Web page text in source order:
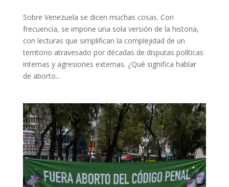
Sobre Venezuela se dicen muchas cosas. Con
frecuencia, se impone una sola versión de la historia,
con lecturas que simplifican la complejidad de un
territorio atravesado por décadas de disputas políticas
internas y agresiones externas. ¿Qué significa hablar
de aborto...